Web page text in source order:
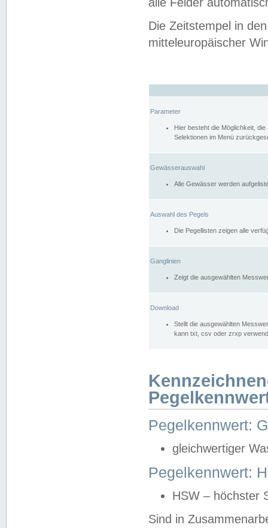
Die Zeitstempel in
mitteleuropäischer
Parameter
Hier besteht die Möglichkeit,
Selektionen im Menü
Gewässerauswahl
Alle Gewässer werden
Auswahl des Pegels
Die Pegellisten zeigen alle
Ganglinien
Zeigt die ausgewählten
Download
Stellt die ausgewählten
kann txt, csv oder zrxp
Pegelkennwert:
gleichwertiger
Pegelkennwert:
HSW – höchster
Sind in